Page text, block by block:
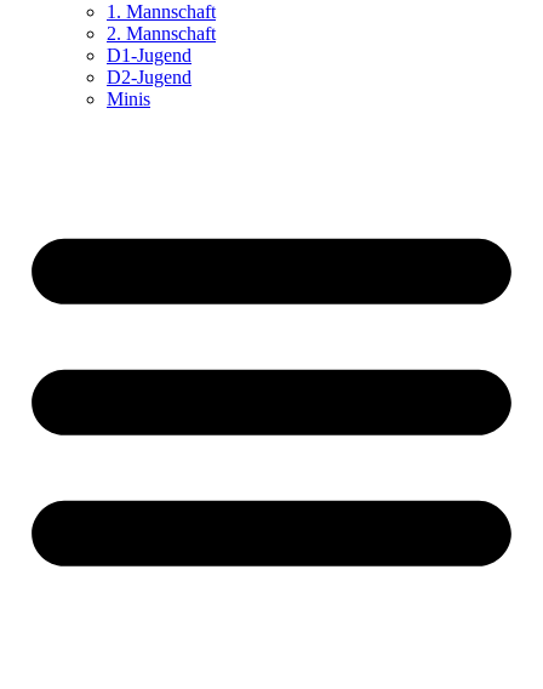
1. Mannschaft
2. Mannschaft
D1-Jugend
D2-Jugend
Minis